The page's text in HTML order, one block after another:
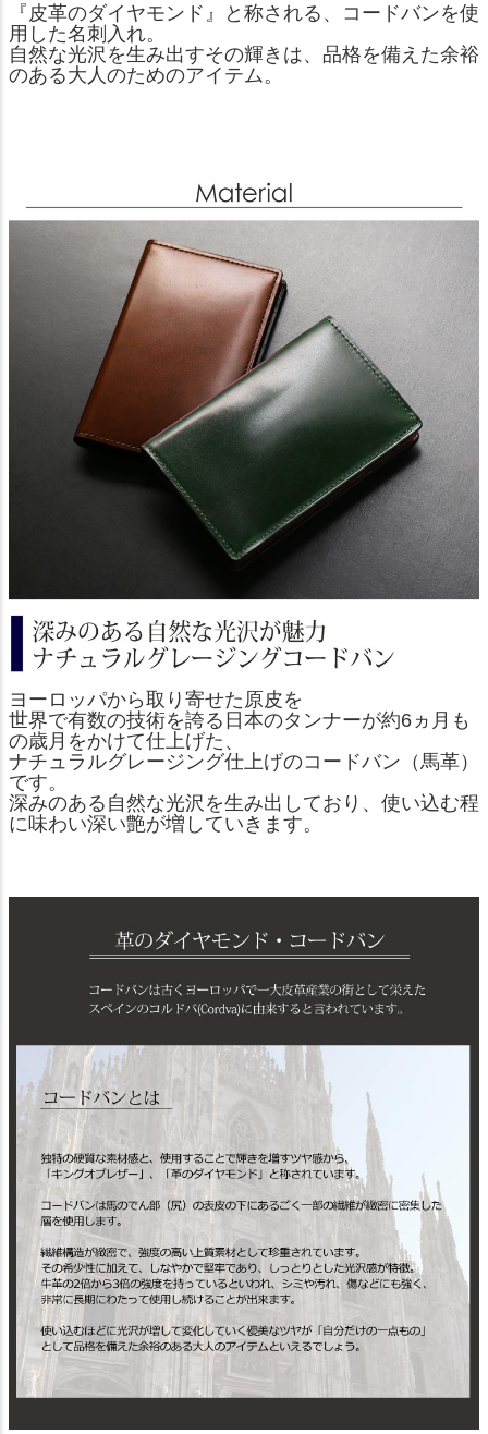
『皮革のダイヤモンド』と称される、コードバンを使
用した名刺入れ。
自然な光沢を生み出すその輝きは、品格を備えた余裕
のある大人のためのアイテム。
ヨーロッパから取り寄せた原皮を
世界で有数の技術を誇る日本のタンナーが約6ヵ月も
の歳月をかけて仕上げた、
ナチュラルグレージング仕上げのコードバン（馬革）
です。
深みのある自然な光沢を生み出しており、使い込む程
に味わい深い艶が増していきます。